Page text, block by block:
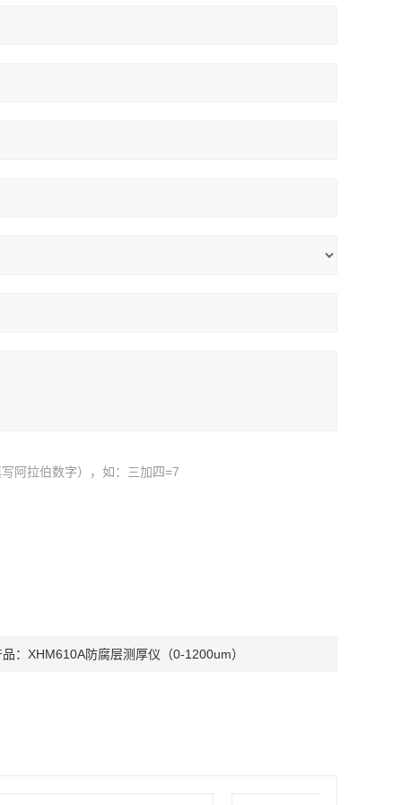
阿拉伯数字），如：三加四=7
： XHM610A防腐层测厚仪（0-1200um）